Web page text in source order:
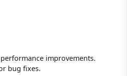
improvements.
bug fixes.